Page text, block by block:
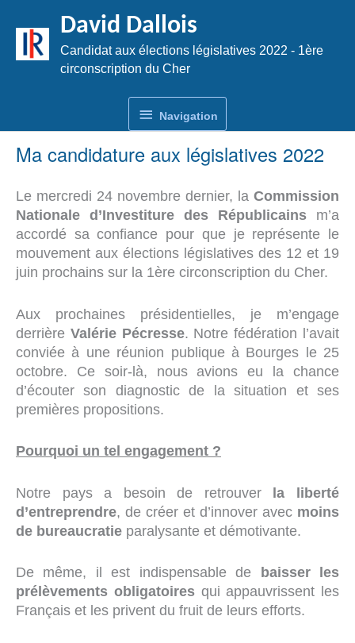
contenu
David Dallois
Candidat aux élections législatives 2022 - 1ère
circonscription du Cher
Navigation
Navigation
Ma candidature aux législatives 2022
Le mercredi 24 novembre dernier, la Commission
Nationale d’Investiture des Républicains m’a
accordé sa confiance pour que je représente le
mouvement aux élections législatives des 12 et 19
juin prochains sur la 1ère circonscription du Cher.
Aux prochaines présidentielles, je m’engage
derrière Valérie Pécresse. Notre fédération l’avait
conviée à une réunion publique à Bourges le 25
octobre. Ce soir-là, nous avions eu la chance
d’écouter son diagnostic de la situation et ses
premières propositions.
Pourquoi un tel engagement ?
Notre pays a besoin de retrouver la liberté
d’entreprendre, de créer et d’innover avec moins
de bureaucratie paralysante et démotivante.
De même, il est indispensable de
baisser les
prélèvements obligatoiresqui appauvrissent les
Français et les privent du fruit de leurs efforts.